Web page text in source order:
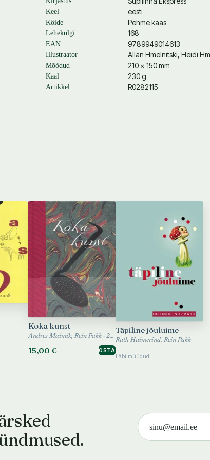
PS-PS! Ei soovita ka abielu alla 18-
Keel eesti
Köide Pehme kaas
Lehekülgi 168
EAN 9789949014613
Illustraator Allan Hmelnitski, Heidi
Mõõdud 210 × 150 mm
Kaal 230 g
Artikkel R0282115
Koka kunst
Andres Maimik, Rein Pakk · 2004
15,00 € OSTA
Täpiline jõuluime
Ruth Huimerind, Rein Pakk
Läbi müüdud